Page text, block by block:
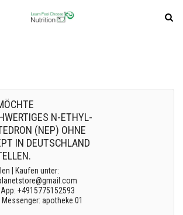
N-ETHYL-
(NEP) OHNE
IN DEUTSCHLAND
| Kaufen unter:
+4915775152593
apotheke.01